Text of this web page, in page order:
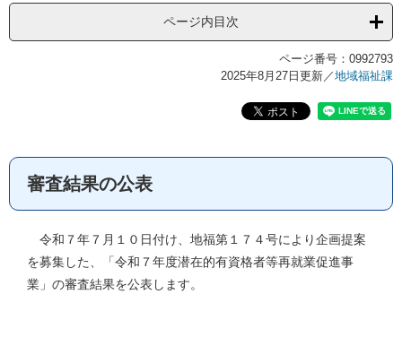
ページ内目次
ページ番号：0992793
2025年8月27日更新／地域福祉課
審査結果の公表
令和７年７月１０日付け、地福第１７４号により企画提案
を募集した、「令和７年度潜在的有資格者等再就業促進事
業」の審査結果を公表します。